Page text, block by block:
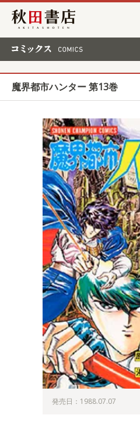
秋田書店
魔界都市ハンター 第13巻
発売日：1988.07.07